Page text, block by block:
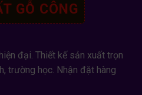
GỖ CÔNG
đại. Thiết kế sản xuất trọn
trường học. Nhận đặt hàng